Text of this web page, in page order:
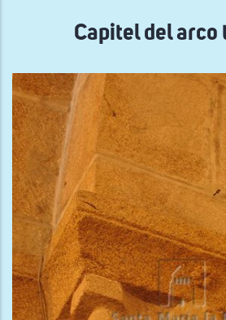
navegación
Capitel del